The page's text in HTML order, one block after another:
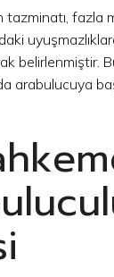
tazminatı, fazla
belirlenmiştir.
arabulucuya